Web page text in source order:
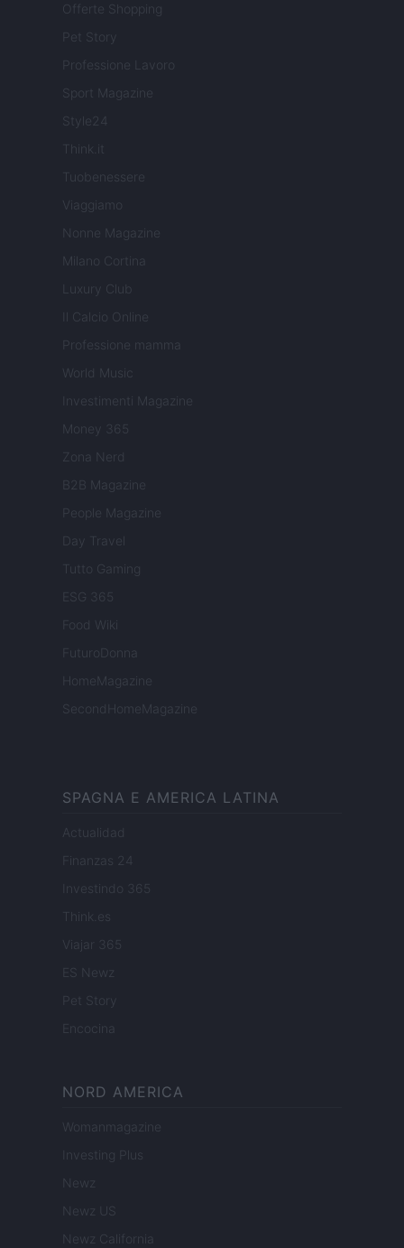
Offerte Shopping
Pet Story
Professione Lavoro
Sport Magazine
Style24
Think.it
Tuobenessere
Viaggiamo
Nonne Magazine
Milano Cortina
Luxury Club
Il Calcio Online
Professione mamma
World Music
Investimenti Magazine
Money 365
Zona Nerd
B2B Magazine
People Magazine
Day Travel
Tutto Gaming
ESG 365
Food Wiki
FuturoDonna
HomeMagazine
SecondHomeMagazine
SPAGNA E AMERICA LATINA
Actualidad
Finanzas 24
Investindo 365
Think.es
Viajar 365
ES Newz
Pet Story
Encocina
NORD AMERICA
Womanmagazine
Investing Plus
Newz
Newz US
Newz California